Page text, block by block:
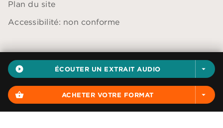
play_circle_filled ÉCOUTER UN EXTRAIT AUDIO arrow_drop_down
shopping_basket ACHETER VOTRE FORMAT arrow_drop_down
Plan du site
Accessibilité: non conforme
Données personnelles
Paramétrer vos cookies
Mentions légales
Conditions générales d'utilisation